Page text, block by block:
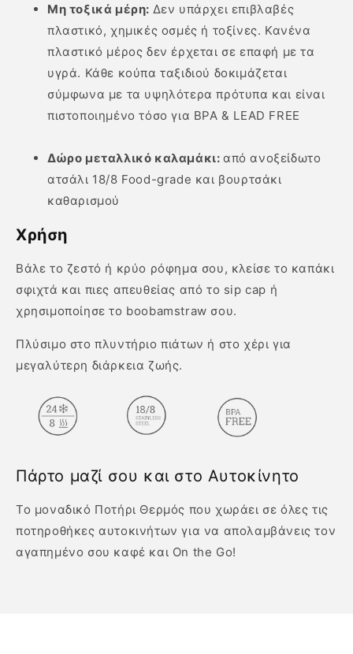
Μη τοξικά μέρη: Δεν υπάρχει επιβλαβές
πλαστικό, χημικές οσμές ή τοξίνες. Κανένα
πλαστικό μέρος δεν έρχεται σε επαφή με τα
υγρά. Κάθε κούπα ταξιδιού δοκιμάζεται
σύμφωνα με τα υψηλότερα πρότυπα και είναι
πιστοποιημένο τόσο για BPA & LEAD FREE
Δώρο μεταλλικό καλαμάκι: από ανοξείδωτο
ατσάλι 18/8 Food-grade και βουρτσάκι
καθαρισμού
Χρήση
Βάλε το ζεστό ή κρύο ρόφημα σου, κλείσε το καπάκι
σφιχτά και πιες απευθείας από το sip cap ή
χρησιμοποίησε το boobamstraw σου.
Πλύσιμο στο πλυντήριο πιάτων ή στο χέρι για
μεγαλύτερη διάρκεια ζωής.
Πάρτο μαζί σου και στο Αυτοκίνητο
Το μοναδικό Ποτήρι Θερμός που χωράει σε όλες τις
ποτηροθήκες αυτοκινήτων για να απολαμβάνεις τον
αγαπημένο σου καφέ και On the Go!